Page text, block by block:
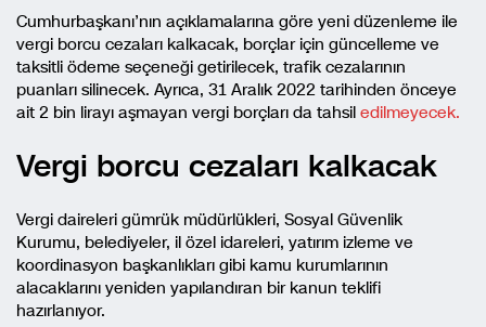
Cumhurbaşkanı’nın açıklamalarına göre yeni düzenleme ile
vergi borcu cezaları kalkacak, borçlar için güncelleme ve
taksitli ödeme seçeneği getirilecek, trafik cezalarının
puanları silinecek. Ayrıca, 31 Aralık 2022 tarihinden önceye
ait 2 bin lirayı aşmayan vergi borçları da tahsil edilmeyecek.
Vergi borcu cezaları kalkacak
Vergi daireleri gümrük müdürlükleri, Sosyal Güvenlik
Kurumu, belediyeler, il özel idareleri, yatırım izleme ve
koordinasyon başkanlıkları gibi kamu kurumlarının
alacaklarını yeniden yapılandıran bir kanun teklifi
hazırlanıyor.